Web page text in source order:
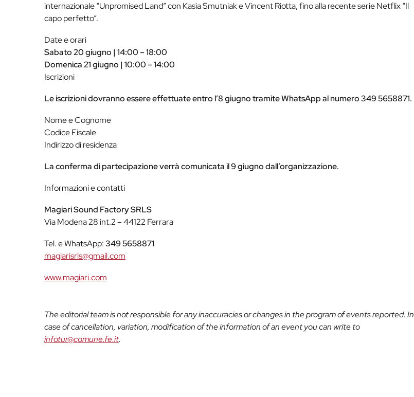
internazionale “Unpromised Land” con Kasia Smutniak e Vincent Riotta, fino alla recente serie Netflix “Il
capo perfetto”.
Date e orari
Sabato 20 giugno | 14:00 – 18:00
Domenica 21 giugno | 10:00 – 14:00
Iscrizioni
Le iscrizioni dovranno essere effettuate entro l’8 giugno tramite WhatsApp al numero 349 5658871.
Nome e Cognome
Codice Fiscale
Indirizzo di residenza
La conferma di partecipazione verrà comunicata il 9 giugno dall’organizzazione.
Informazioni e contatti
Magiari Sound Factory SRLS
Via Modena 28 int.2 – 44122 Ferrara
Tel. e WhatsApp:349 5658871
magiarisrls@gmail.com
www.magiari.com
The editorial team is not responsible for any inaccuracies or changes in the program of events reported. In
case of cancellation, variation, modification of the information of an event you can write to
infotur@comune.fe.it.